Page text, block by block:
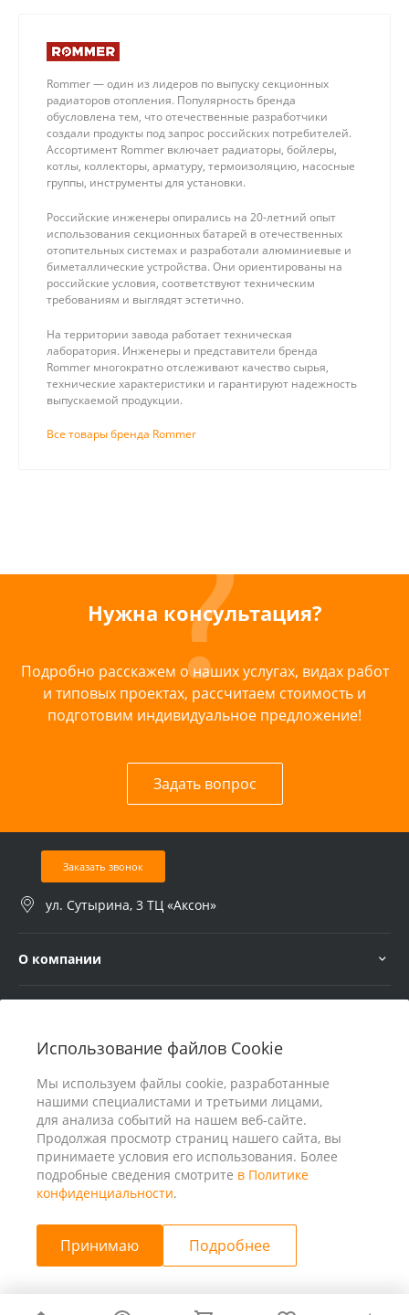
Использование файлов Cookie
Мы используем файлы cookie, разработанные
нашими специалистами и третьими лицами,
для анализа событий на нашем веб-сайте.
Продолжая просмотр страниц нашего сайта, вы
принимаете условия его использования. Более
подробные сведения смотрите в Политике
конфиденциальности.
Принимаю Подробнее
Rommer — один из лидеров по выпуску секционных
радиаторов отопления. Популярность бренда
обусловлена тем, что отечественные разработчики
создали продукты под запрос российских потребителей.
Ассортимент Rommer включает радиаторы, бойлеры,
котлы, коллекторы, арматуру, термоизоляцию, насосные
группы, инструменты для установки.
Российские инженеры опирались на 20-летний опыт
использования секционных батарей в отечественных
отопительных системах и разработали алюминиевые и
биметаллические устройства. Они ориентированы на
российские условия, соответствуют техническим
требованиям и выглядят эстетично.
На территории завода работает техническая
лаборатория. Инженеры и представители бренда
Rommer многократно отслеживают качество сырья,
технические характеристики и гарантируют надежность
выпускаемой продукции.
Все товары бренда Rommer
Нужна консультация?
Подробно расскажем о наших услугах, видах работ
и типовых проектах, рассчитаем стоимость и
подготовим индивидуальное предложение!
Задать вопрос
Заказать звонок
ул. Сутырина, 3 ТЦ «Аксон»
О компании
© 2026 ООО «25 Киловатт» ИНН 4401188290, Все права